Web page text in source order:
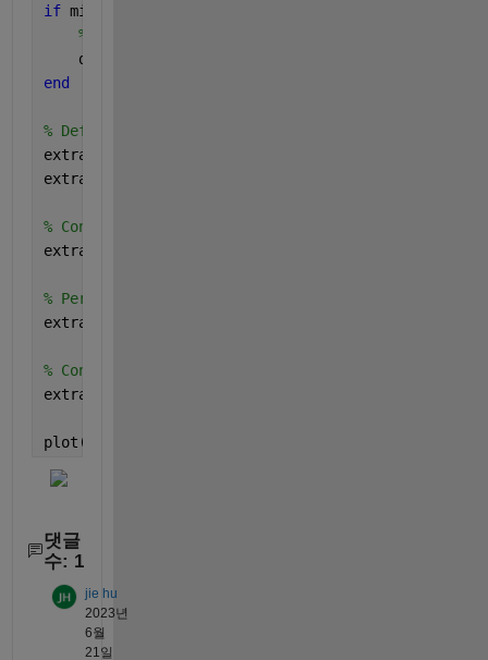
if missing_entries
% remove mising entries
    data_origin = rmmissing(data_origin);
end
% Define new extrapolation range
extrap_start = datenum(
extrap_end = datenum(
% Convert new timestamps to numerical values
extrap_timestamps = linspace(extrap_start,
% Perform linear extrapolation using interp1
extrap_values = interp1(timestamps, values,
% Convert numerical timestamps back to datetime
extrap_datetime = datetime(extrap_timestamps,
plot(extrap_datetime, extrap_values)
댓글
수: 1
jie hu
2023년
6월
21일